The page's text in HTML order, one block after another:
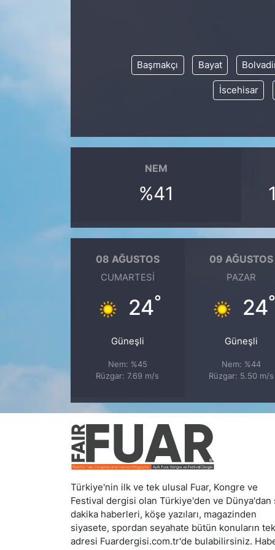
Başmakçı Bayat
İscehisar
NEM
%41
08 AĞUSTOS
CUMARTESI
24°
Güneşli
Nem: %45
Rüzgar: 7.69 m/s
09 AĞUSTOS
PAZAR
24°
Güneşli
Nem: %44
Rüzgar: 5.50 m/s
Türkiye'nin ilk ve tek ulusal Fuar, Kongre ve
Festival dergisi olan Türkiye'den ve Dünya'dan
dakika haberleri, köşe yazıları, magazinden
siyasete, spordan seyahate bütün konuların tek
adresi Fuardergisi.com.tr'de bulabilirsiniz.